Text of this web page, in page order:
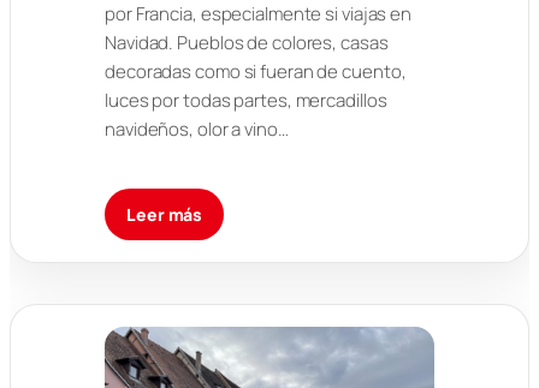
por Francia, especialmente si viajas en
Navidad. Pueblos de colores, casas
decoradas como si fueran de cuento,
luces por todas partes, mercadillos
navideños, olor a vino…
Leer más